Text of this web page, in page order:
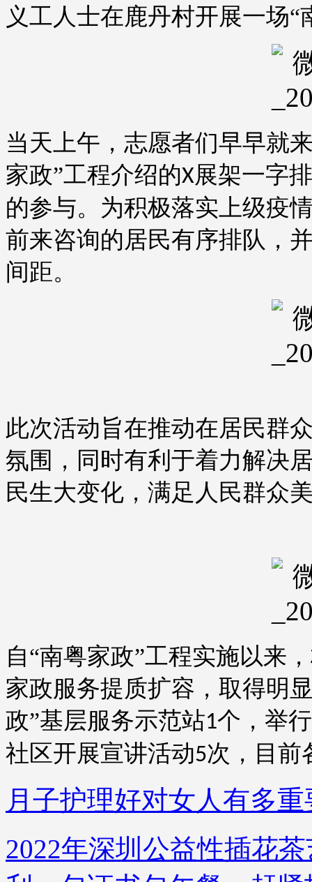
义工人士在鹿丹村开展一场
当天上午，志愿者们早早就
家政”工程介绍的X展架一字
的参与。为积极落实上级疫
前来咨询的居民有序排队，
间距。
此次活动旨在推动在居民群
氛围，同时有利于着力解决
民生大变化，满足人民群众
自“南粤家政”工程实施以来
家政服务提质扩容，取得明
政”基层服务示范站1个，举
社区开展宣讲活动5次，目前
月子护理好对女人有多
2022年深圳公益性插花